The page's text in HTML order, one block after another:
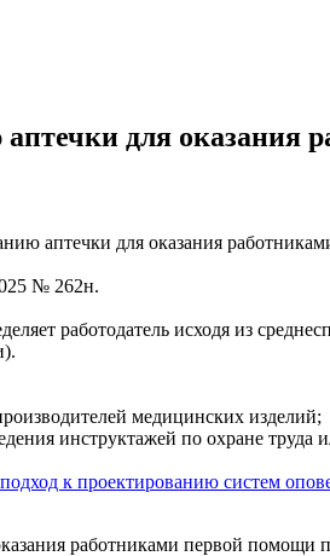
для оказания
аптечки для оказания
№ 262н.
работодатель исходя из
медицинских изделий;
инструктажей по охране
к проектированию систем
работниками первой